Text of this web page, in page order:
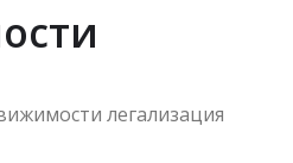
легализация